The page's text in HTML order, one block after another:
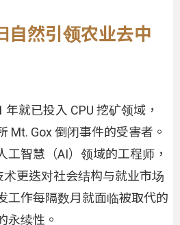
自然引领农业去中
就已投入 CPU 挖矿领域，
Mt. Gox 倒闭事件的受害者。
工智慧（AI）领域的工程师，
更迭对社会结构与就业市场
工作每隔数月就面临被取代的
永续性。